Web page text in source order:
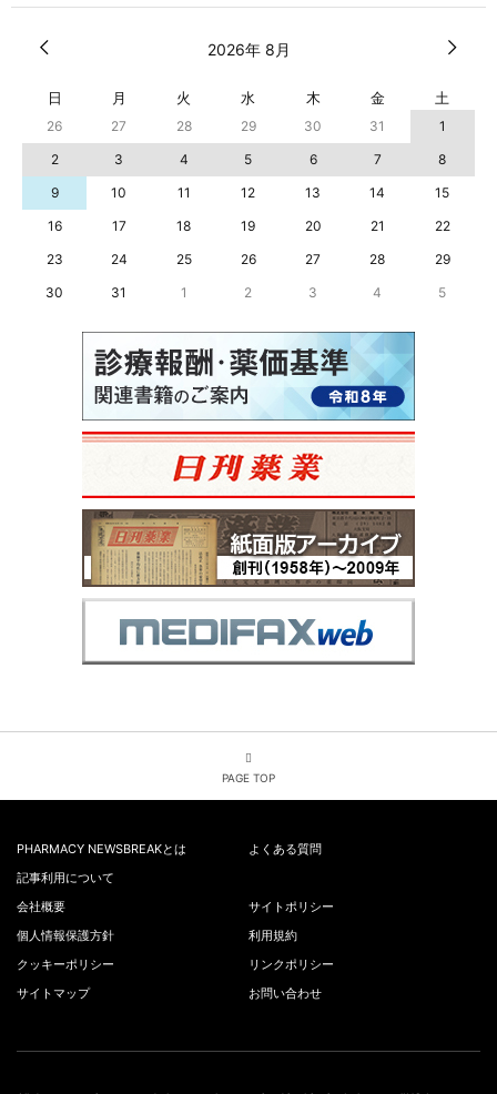
2026年 8月
日 月 火 水 木 金 土
26 27 28 29 30 31
1
2
3 4 5 6 7
8
9
10 11 12 13 14
15
16
17 18 19 20 21
22
23
24 25 26 27 28
29
30
31 1 2 3 4 5
PAGE TOP
PHARMACY NEWSBREAKとは
よくある質問
記事利用について
会社概要
サイトポリシー
個人情報保護方針
利用規約
クッキーポリシー
リンクポリシー
サイトマップ
お問い合わせ